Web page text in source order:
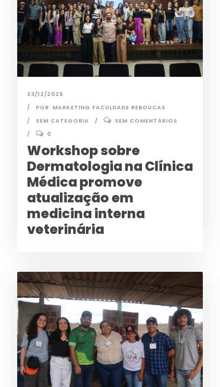
23/12/2025
POR MARKETING FACULDADE REBOUCAS
SEM CATEGORIA
SEM COMENTÁRIOS
0
Workshop sobre
Dermatologia na Clínica
Médica promove
atualização em
medicina interna
veterinária